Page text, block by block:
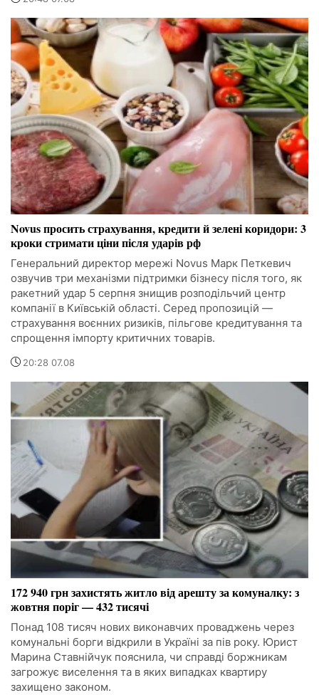
Novus просить страхування, кредити й зелені коридори: 3
кроки стримати ціни після ударів рф
Генеральний директор мережі Novus Марк Петкевич
озвучив три механізми підтримки бізнесу після того, як
ракетний удар 5 серпня знищив розподільчий центр
компанії в Київській області. Серед пропозицій —
страхування воєнних ризиків, пільгове кредитування та
спрощення імпорту критичних товарів.
20:28 07.08
172 940 грн захистять житло від арешту за комуналку: з
жовтня поріг — 432 тисячі
Понад 108 тисяч нових виконавчих проваджень через
комунальні борги відкрили в Україні за пів року. Юрист
Марина Ставнійчук пояснила, чи справді боржникам
загрожує виселення та в яких випадках квартиру
захищено законом.